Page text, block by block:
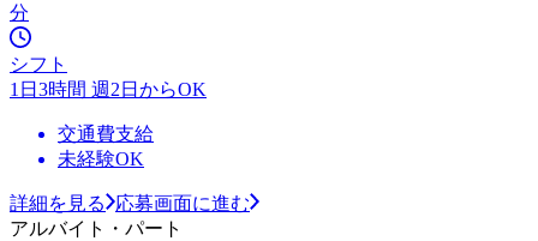
分
シフト
1日3時間 週2日からOK
交通費支給
未経験OK
詳細を見る
応募画面に進む
アルバイト・パート